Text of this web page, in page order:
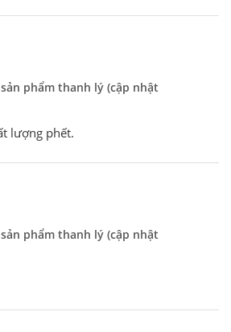
phẩm thanh lý (cập nhật
lượng phết.
phẩm thanh lý (cập nhật